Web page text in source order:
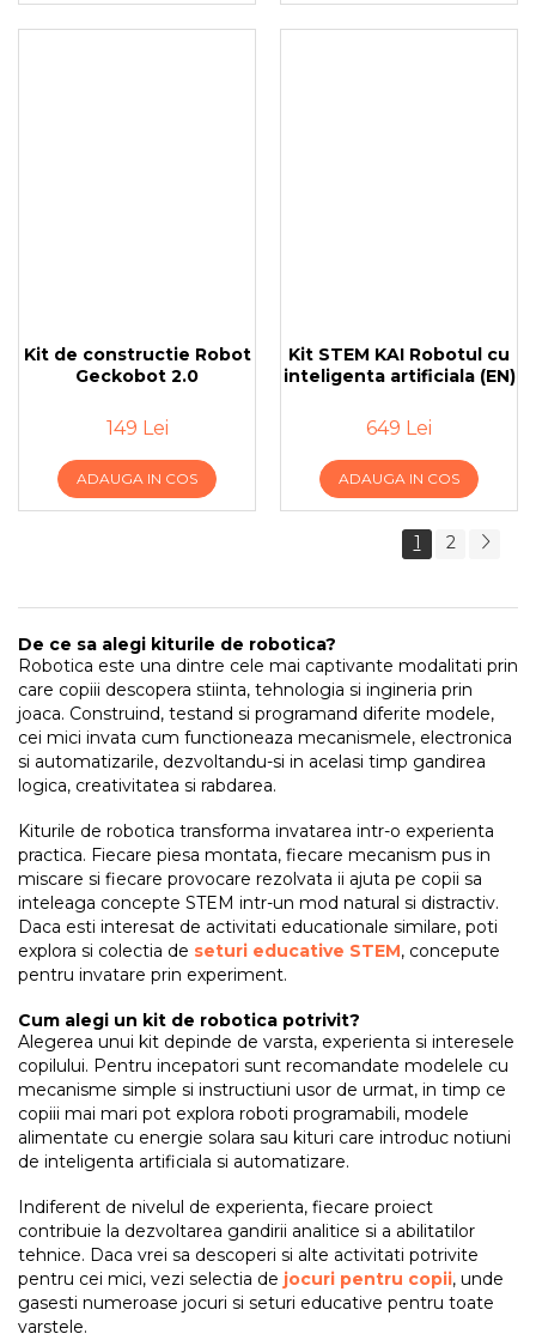
Kit de constructie Robot
Geckobot 2.0
149 Lei
ADAUGA IN COS
Kit STEM KAI Robotul cu
inteligenta artificiala (EN)
649 Lei
ADAUGA IN COS
1 2
De ce sa alegi kiturile de robotica?
Robotica este una dintre cele mai captivante modalitati prin
care copiii descopera stiinta, tehnologia si ingineria prin
joaca. Construind, testand si programand diferite modele,
cei mici invata cum functioneaza mecanismele, electronica
si automatizarile, dezvoltandu-si in acelasi timp gandirea
logica, creativitatea si rabdarea.
Kiturile de robotica transforma invatarea intr-o experienta
practica. Fiecare piesa montata, fiecare mecanism pus in
miscare si fiecare provocare rezolvata ii ajuta pe copii sa
inteleaga concepte STEM intr-un mod natural si distractiv.
Daca esti interesat de activitati educationale similare, poti
explora si colectia de seturi educative STEM, concepute
pentru invatare prin experiment.
Cum alegi un kit de robotica potrivit?
Alegerea unui kit depinde de varsta, experienta si interesele
copilului. Pentru incepatori sunt recomandate modelele cu
mecanisme simple si instructiuni usor de urmat, in timp ce
copiii mai mari pot explora roboti programabili, modele
alimentate cu energie solara sau kituri care introduc notiuni
de inteligenta artificiala si automatizare.
Indiferent de nivelul de experienta, fiecare proiect
contribuie la dezvoltarea gandirii analitice si a abilitatilor
tehnice. Daca vrei sa descoperi si alte activitati potrivite
pentru cei mici, vezi selectia de jocuri pentru copii, unde
gasesti numeroase jocuri si seturi educative pentru toate
varstele.